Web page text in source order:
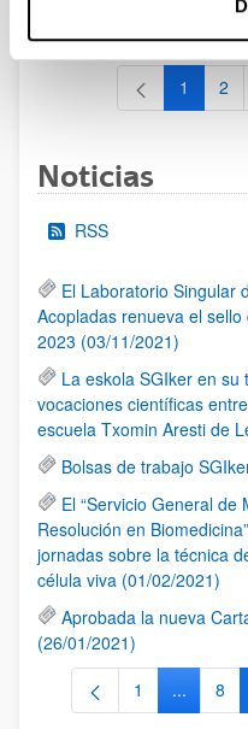
al 30/07/2026 (ambos
Página
1 2
Noticias
RSS
El Laboratorio Singular
Acopladas renueva el
2023 (03/11/2021)
La eskola SGIker en
vocaciones científicas
escuela Txomin Aresti de
Bolsas de trabajo
El “Servicio General
Resolución en
jornadas sobre la técnica
célula viva (01/02/2021)
Aprobada la nueva
(26/01/2021)
Página
1 ...Páginas
8